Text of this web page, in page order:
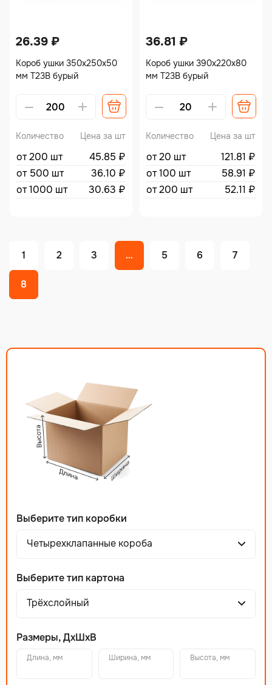
26.39 ₽
Короб ушки 350х250х50
мм Т23В бурый
Alternative:
Количество Цена за шт
от 200 шт 45.85 ₽
от 500 шт
36.10 ₽
от 1000 шт
30.63 ₽
36.81 ₽
Короб ушки 390х220х80
мм Т23В бурый
Alternative:
Количество Цена за шт
от 20 шт 121.81 ₽
от 100 шт
58.91 ₽
от 200 шт
52.11 ₽
1 2 3 … 5 6 7
8
Выберите тип коробки
Четырехклапанные короба
Выберите тип картона
Трёхслойный
Размеры, ДхШхВ
Длина, мм Ширина, мм Высота, мм